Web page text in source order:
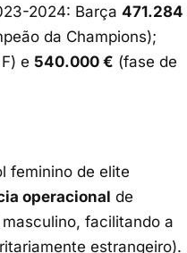
2024: Barça471.284
da Champions);
e 540.000 € (fase de
feminino de elite
operacional de
facilitando a
estrangeiro).